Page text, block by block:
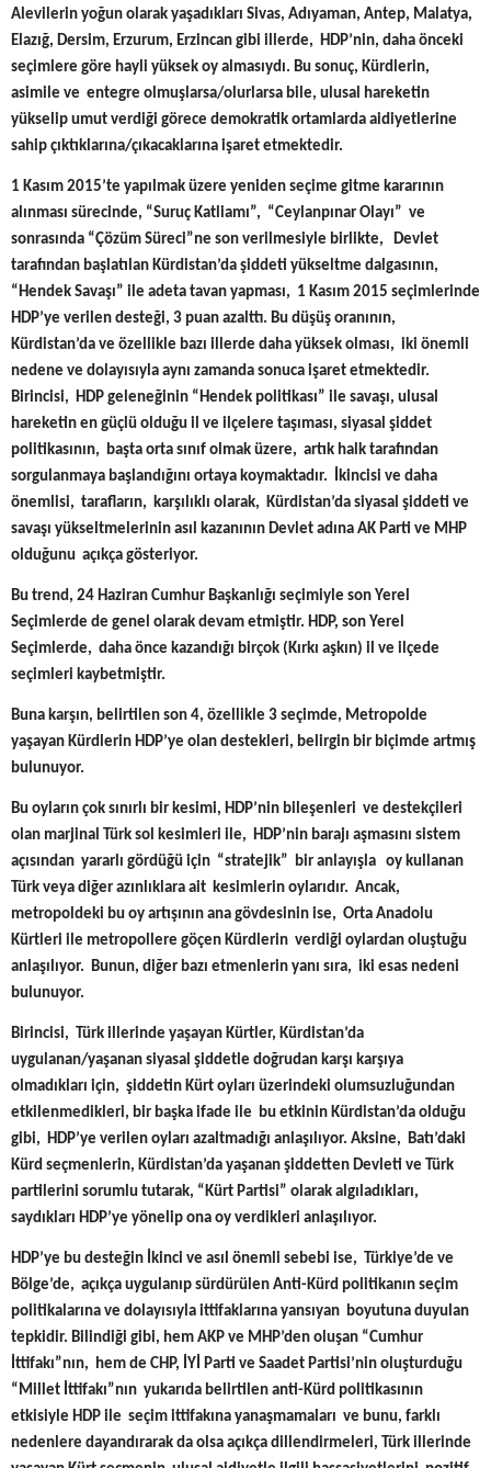
Alevilerin yoğun olarak yaşadıkları Sivas, Adıyaman, Antep, Malatya,
Elazığ, Dersim, Erzurum, Erzincan gibi illerde, HDP’nin, daha önceki
seçimlere göre hayli yüksek oy almasıydı. Bu sonuç, Kürdlerin,
asimile ve entegre olmuşlarsa/olurlarsa bile, ulusal hareketin
yükselip umut verdiği görece demokratik ortamlarda aidiyetlerine
sahip çıktıklarına/çıkacaklarına işaret etmektedir.
1 Kasım 2015’te yapılmak üzere yeniden seçime gitme kararının
alınması sürecinde, “Suruç Katliamı”, “Ceylanpınar Olayı” ve
sonrasında “Çözüm Süreci”ne son verilmesiyle birlikte, Devlet
tarafından başlatılan Kürdistan’da şiddeti yükseltme dalgasının,
“Hendek Savaşı” ile adeta tavan yapması, 1 Kasım 2015 seçimlerinde
HDP’ye verilen desteği, 3 puan azalttı. Bu düşüş oranının,
Kürdistan’da ve özellikle bazı illerde daha yüksek olması, iki önemli
nedene ve dolayısıyla aynı zamanda sonuca işaret etmektedir.
Birincisi, HDP geleneğinin “Hendek politikası” ile savaşı, ulusal
hareketin en güçlü olduğu il ve ilçelere taşıması, siyasal şiddet
politikasının, başta orta sınıf olmak üzere, artık halk tarafından
sorgulanmaya başlandığını ortaya koymaktadır. İkincisi ve daha
önemlisi, tarafların, karşılıklı olarak, Kürdistan’da siyasal şiddeti ve
savaşı yükseltmelerinin asıl kazanının Devlet adına AK Parti ve MHP
olduğunu açıkça gösteriyor.
Bu trend, 24 Haziran Cumhur Başkanlığı seçimiyle son Yerel
Seçimlerde de genel olarak devam etmiştir. HDP, son Yerel
Seçimlerde, daha önce kazandığı birçok (Kırkı aşkın) il ve ilçede
seçimleri kaybetmiştir.
Buna karşın, belirtilen son 4, özellikle 3 seçimde, Metropolde
yaşayan Kürdlerin HDP’ye olan destekleri, belirgin bir biçimde artmış
bulunuyor.
Bu oyların çok sınırlı bir kesimi, HDP’nin bileşenleri ve destekçileri
olan marjinal Türk sol kesimleri ile, HDP’nin barajı aşmasını sistem
açısından yararlı gördüğü için “stratejik” bir anlayışla oy kullanan
Türk veya diğer azınlıklara ait kesimlerin oylarıdır. Ancak,
metropoldeki bu oy artışının ana gövdesinin ise, Orta Anadolu
Kürtleri ile metropollere göçen Kürdlerin verdiği oylardan oluştuğu
anlaşılıyor. Bunun, diğer bazı etmenlerin yanı sıra, iki esas nedeni
bulunuyor.
Birincisi, Türk illerinde yaşayan Kürtler, Kürdistan’da
uygulanan/yaşanan siyasal şiddetle doğrudan karşı karşıya
olmadıkları için, şiddetin Kürt oyları üzerindeki olumsuzluğundan
etkilenmedikleri, bir başka ifade ile bu etkinin Kürdistan’da olduğu
gibi, HDP’ye verilen oyları azaltmadığı anlaşılıyor. Aksine, Batı’daki
Kürd seçmenlerin, Kürdistan’da yaşanan şiddetten Devleti ve Türk
partilerini sorumlu tutarak, “Kürt Partisi” olarak algıladıkları,
saydıkları HDP’ye yönelip ona oy verdikleri anlaşılıyor.
HDP’ye bu desteğin İkinci ve asıl önemli sebebi ise, Türkiye’de ve
Bölge’de, açıkça uygulanıp sürdürülen Anti-Kürd politikanın seçim
politikalarına ve dolayısıyla ittifaklarına yansıyan boyutuna duyulan
tepkidir. Bilindiği gibi, hem AKP ve MHP’den oluşan “Cumhur
İttifakı”nın, hem de CHP, İYİ Parti ve Saadet Partisi’nin oluşturduğu
“Millet İttifakı”nın yukarıda belirtilen anti-Kürd politikasının
etkisiyle HDP ile seçim ittifakına yanaşmamaları ve bunu, farklı
nedenlere dayandırarak da olsa açıkça dillendirmeleri, Türk illerinde